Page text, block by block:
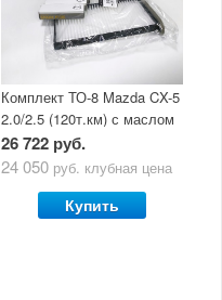
Комплект ТО-8 Mazda CX-5
2.0/2.5 (120т.км) с маслом
Mazda Original Oil Ultra
5W30
26 722 руб.
24 050 руб. клубная цена
Купить